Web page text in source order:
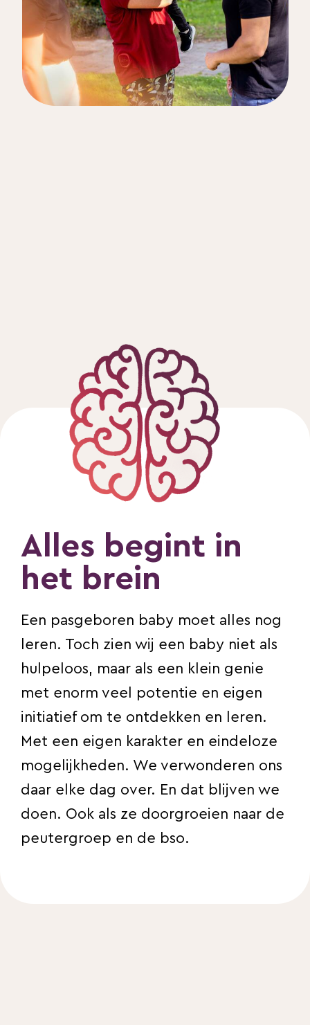
Een pasgeboren baby moet alles nog
leren. Toch zien wij een baby niet als
hulpeloos, maar als een klein genie
met enorm veel potentie en eigen
initiatief om te ontdekken en leren.
Met een eigen karakter en eindeloze
mogelijkheden. We verwonderen ons
daar elke dag over. En dat blijven we
doen. Ook als ze doorgroeien naar de
peutergroep en de bso.
Alles begint in
het brein